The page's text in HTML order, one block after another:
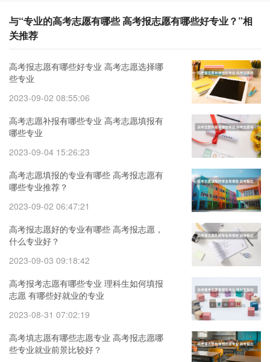
与“专业的高考志愿有哪些 高考报志愿有哪些好专业？”相
关推荐
高考报志愿有哪些好专业 高考志愿选择哪
些专业
2023-09-02 08:55:06
高考志愿补报有哪些专业 高考志愿填报有
哪些专业
2023-09-04 15:26:23
高考志愿填报的专业有哪些 高考报志愿有
哪些专业推荐？
2023-09-02 06:47:21
高考报志愿好的专业有哪些 高考报志愿，
什么专业好？
2023-09-03 09:18:42
高考报考志愿有哪些专业 理科生如何填报
志愿 有哪些好就业的专业
2023-08-31 07:02:19
高考填志愿有哪些志愿专业 高考报志愿哪
些专业就业前景比较好？